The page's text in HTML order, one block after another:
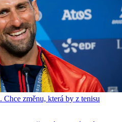
změnu, která by z tenisu